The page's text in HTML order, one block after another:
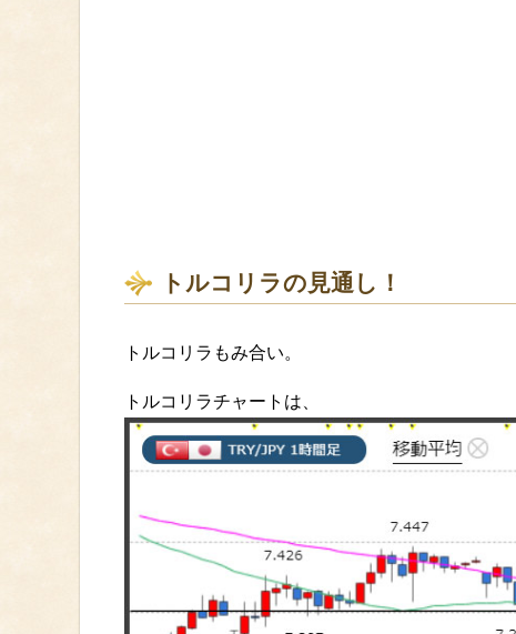
トルコリラの見通し！
トルコリラもみ合い。
トルコリラチャートは、